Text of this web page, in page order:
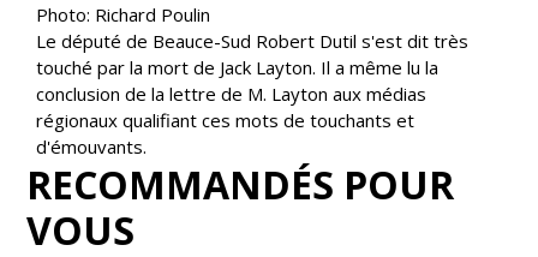
Photo: Richard Poulin
Le député de Beauce-Sud Robert Dutil s'est dit très
touché par la mort de Jack Layton. Il a même lu la
conclusion de la lettre de M. Layton aux médias
régionaux qualifiant ces mots de touchants et
d'émouvants.
RECOMMANDÉS POUR
VOUS